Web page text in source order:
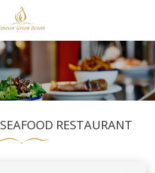
RESTAURANT